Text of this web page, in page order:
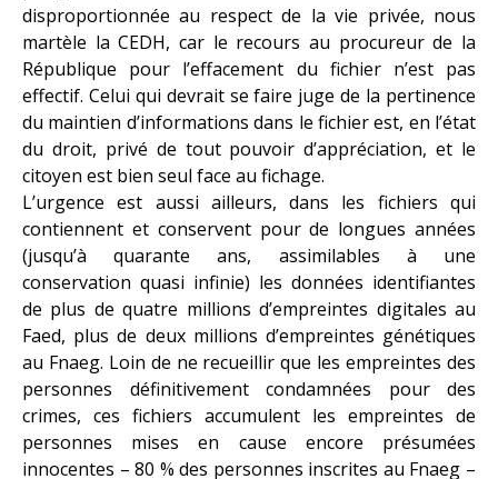
disproportionnée au respect de la vie privée, nous
martèle la CEDH, car le recours au procureur de la
République pour l’effacement du fichier n’est pas
effectif. Celui qui devrait se faire juge de la pertinence
du maintien d’informations dans le fichier est, en l’état
du droit, privé de tout pouvoir d’appréciation, et le
citoyen est bien seul face au fichage.
L’urgence est aussi ailleurs, dans les fichiers qui
contiennent et conservent pour de longues années
(jusqu’à quarante ans, assimilables à une
conservation quasi infinie) les données identifiantes
de plus de quatre millions d’empreintes digitales au
Faed, plus de deux millions d’empreintes génétiques
au Fnaeg. Loin de ne recueillir que les empreintes des
personnes définitivement condamnées pour des
crimes, ces fichiers accumulent les empreintes de
personnes mises en cause encore présumées
innocentes – 80 % des personnes inscrites au Fnaeg –